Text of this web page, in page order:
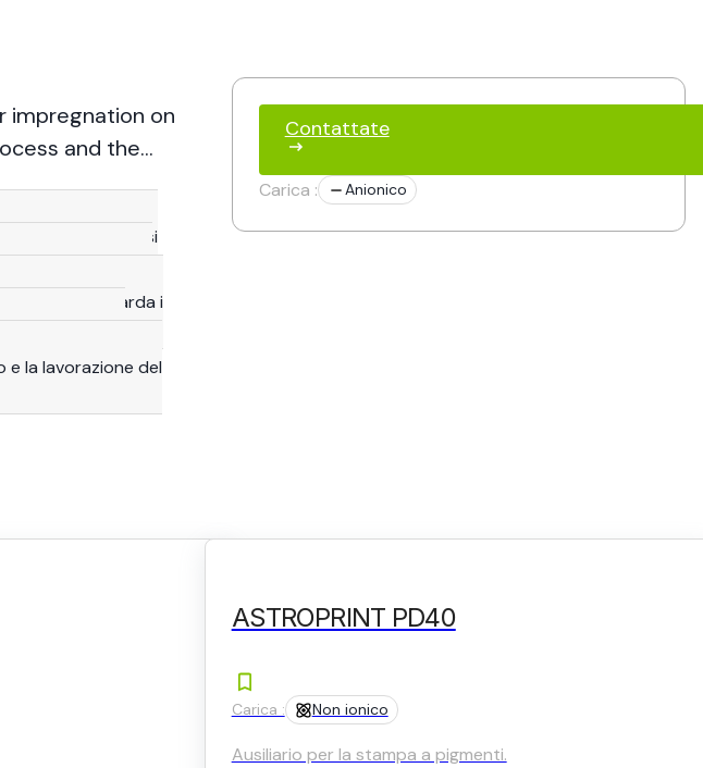
impregnation on
and the
documento si
quanto riguarda i
e la lavorazione del
Contattate
Carica : Anionico
ASTROPRINT PD40
Carica : Non ionico
Ausiliario per la stampa a pigmenti.